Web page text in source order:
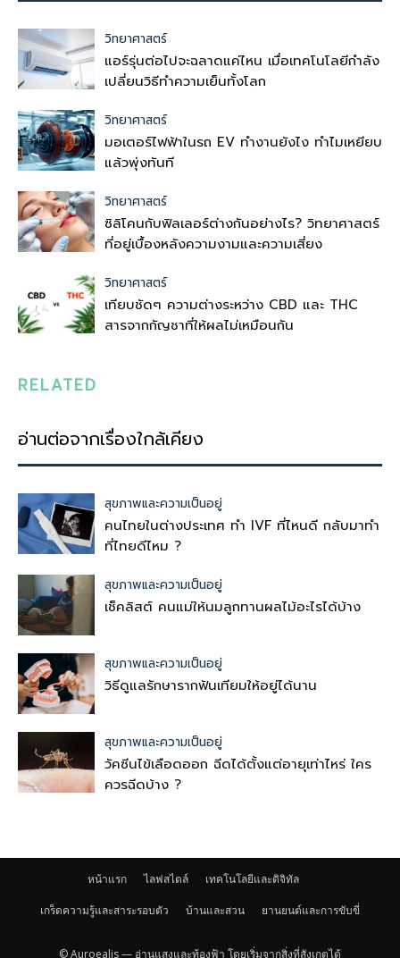
วิทยาศาสตร์
แอร์รุ่นต่อไปจะฉลาดแค่ไหน เมื่อเทคโนโลยีกำลัง
เปลี่ยนวิธีทำความเย็นทั้งโลก
วิทยาศาสตร์
มอเตอร์ไฟฟ้าในรถ EV ทำงานยังไง ทำไมเหยียบ
แล้วพุ่งทันที
วิทยาศาสตร์
ซิลิโคนกับฟิลเลอร์ต่างกันอย่างไร? วิทยาศาสตร์
ที่อยู่เบื้องหลังความงามและความเสี่ยง
วิทยาศาสตร์
เทียบชัดๆ ความต่างระหว่าง CBD และ THC
สารจากกัญชาที่ให้ผลไม่เหมือนกัน
RELATED
อ่านต่อจากเรื่องใกล้เคียง
สุขภาพและความเป็นอยู่
คนไทยในต่างประเทศ ทำ IVF ที่ไหนดี กลับมาทำ
ที่ไทยดีไหม ?
สุขภาพและความเป็นอยู่
เช็คลิสต์ คนแม่ให้นมลูกทานผลไม้อะไรได้บ้าง
สุขภาพและความเป็นอยู่
วิธีดูแลรักษารากฟันเทียมให้อยู่ได้นาน
สุขภาพและความเป็นอยู่
วัคซีนไข้เลือดออก ฉีดได้ตั้งแต่อายุเท่าไหร่ ใคร
ควรฉีดบ้าง ?
หน้าแรก ไลฟสไตล์ เทคโนโลยีและดิจิทัล
เกร็ดความรู้และสาระรอบตัว บ้านและสวน ยานยนต์และการขับขี่
© Auroealis — อ่านแสงและท้องฟ้า โดยเริ่มจากสิ่งที่สังเกตได้